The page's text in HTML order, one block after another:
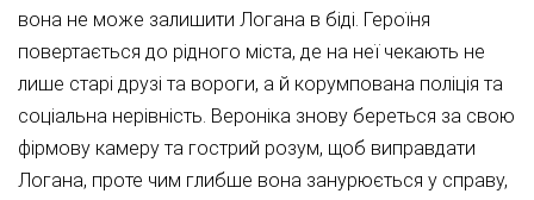
вона не може залишити Логана в біді. Героїня
повертається до рідного міста, де на неї чекають не
лише старі друзі та вороги, а й корумпована поліція та
соціальна нерівність. Вероніка знову береться за свою
фірмову камеру та гострий розум, щоб виправдати
Логана, проте чим глибше вона занурюється у справу,